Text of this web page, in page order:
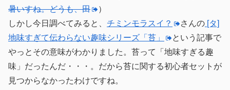
暑いすね。どうも、田
）
しかし今日調べてみると、 チミンモラスイ？ さんの [タ]
地味すぎて伝わらない趣味シリーズ「苔」
という記事で
やっとその意味がわかりました。苔って「地味すぎる趣
味」だったんだ・・・。だから苔に関する初心者セットが
見つからなかったわけですね。